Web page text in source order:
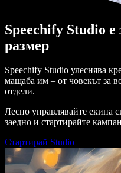
Speechify Studio
размер
Speechify Studio улеснява
мащаба им – от човекът за
отдели.
Лесно управлявайте екипа
заедно и стартирайте
Стартирай Studio